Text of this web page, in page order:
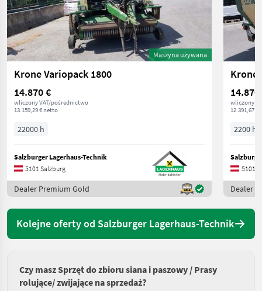
Maszyna używana
Krone Variopack 1800
14.870 €
wliczony VAT/pośrednictwo
13.159,29 € netto
22000 h
Salzburger Lagerhaus-Technik
5101 Salzburg
Dealer Premium Gold
Krone
14.870
wliczony
12.391,67 €
2200 h
5101
Dealer
Kolejne oferty od Salzburger Lagerhaus-Technik
Czy masz Sprzęt do zbioru siana i paszowy / Prasy
rolujące/ zwijające na sprzedaż?